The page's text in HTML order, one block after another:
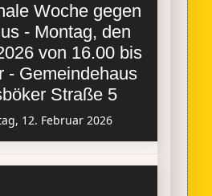
Woche gegen
- Montag, den
von 16.00 bis
- Gemeindehaus
Straße 5
12. Februar 2026